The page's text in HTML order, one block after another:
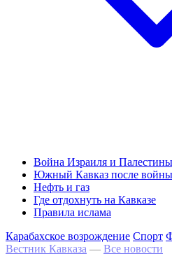
Война Израиля и
Южный Кавказ после войны
Нефть и газ
Где отдохнуть на Кавказе
Правила ислама
Карабахское возрождение Спорт
Вестник Кавказа — Все новости